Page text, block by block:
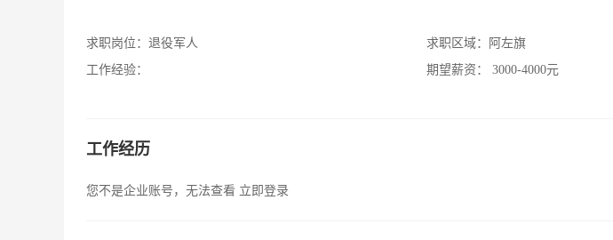
求职岗位： 退役军人
工作经验：
求职区域：
阿左旗
期望薪资：
3000-4000元
工作经历
您不是企业账号，无法查看 立即登录